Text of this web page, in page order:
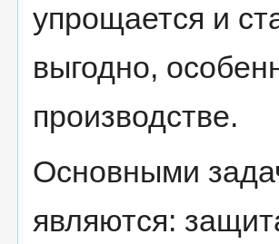
упрощается и
выгодно,
производстве.
Основными
являются: